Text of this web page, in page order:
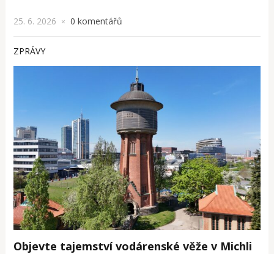
25. 6. 2026 × 0 komentářů
ZPRÁVY
Objevte tajemství vodárenské věže v Michli